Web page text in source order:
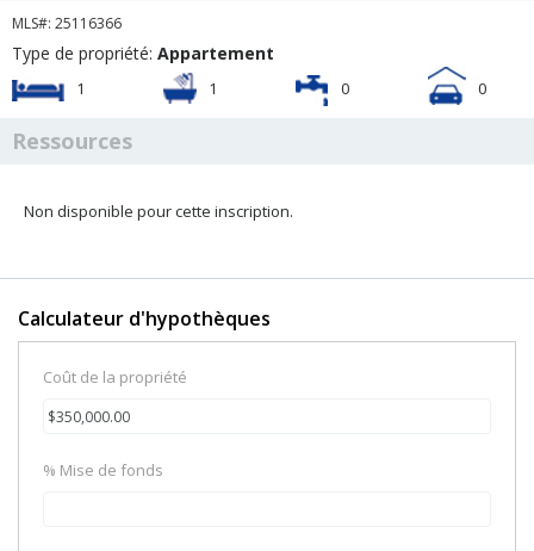
MLS#: 25116366
Type de propriété: Appartement
1 1 0 0
Ressources
Non disponible pour cette inscription.
Calculateur d'hypothèques
Coût de la propriété
% Mise de fonds